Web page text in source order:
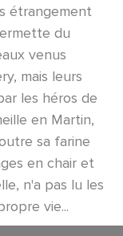
étrangement
du
venus
mais leurs
les héros de
en Martin,
sa farine
en chair et
n'a pas lu les
vie...